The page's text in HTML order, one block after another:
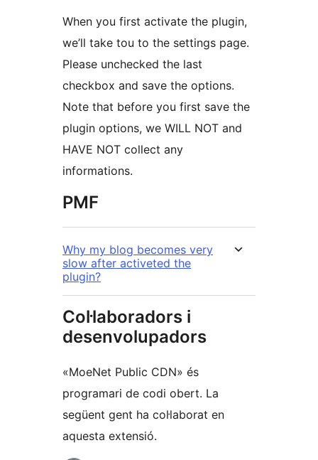
When you first activate the plugin,
we’ll take tou to the settings page.
Please unchecked the last
checkbox and save the options.
Note that before you first save the
plugin options, we WILL NOT and
HAVE NOT collect any
informations.
PMF
Why my blog becomes very
slow after activeted the
plugin?
Col·laboradors i
desenvolupadors
«MoeNet Public CDN» és
programari de codi obert. La
següent gent ha col·laborat en
aquesta extensió.